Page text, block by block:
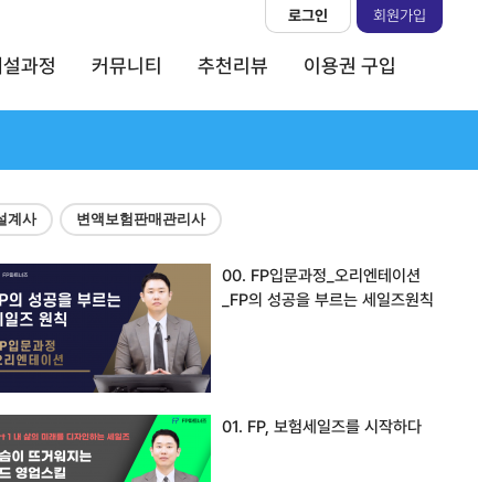
과정 커뮤니티 추천리뷰 이용권 구입
로그인 회원가입
계사 변액보험판매관리사
00. FP입문과정_오리엔테이션
_FP의 성공을 부르는 세일즈원칙
01. FP, 보험세일즈를 시작하다